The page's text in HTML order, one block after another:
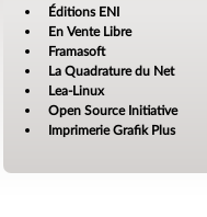
Éditions ENI
En Vente Libre
Framasoft
La Quadrature du Net
Lea-Linux
Open Source Initiative
Imprimerie Grafik Plus